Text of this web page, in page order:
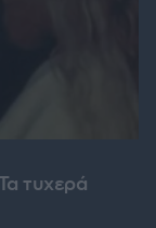
τυχερά